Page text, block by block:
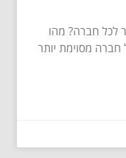
לכל חברה? מהו
מסוימת יותר